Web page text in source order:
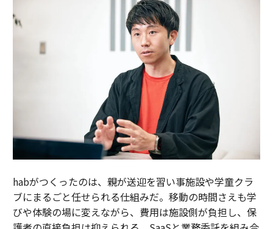
habがつくったのは、親が送迎を習い事施設や学童クラ
ブにまるごと任せられる仕組みだ。移動の時間さえも学
びや体験の場に変えながら、費用は施設側が負担し、保